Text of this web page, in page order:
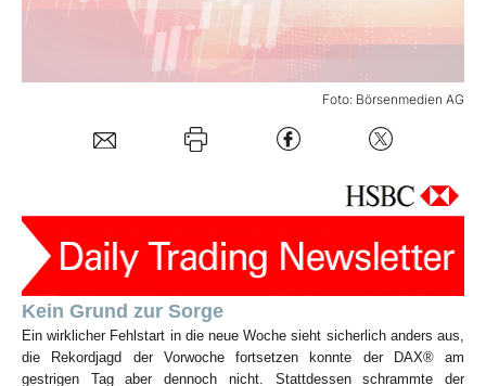
Mein Konto
Folgen Sie uns
Foto: Börsenmedien AG
Kein Grund zur Sorge
Ein wirklicher Fehlstart in die neue Woche sieht sicherlich anders aus,
die Rekordjagd der Vorwoche fortsetzen konnte der DAX® am
gestrigen Tag aber dennoch nicht. Stattdessen schrammte der